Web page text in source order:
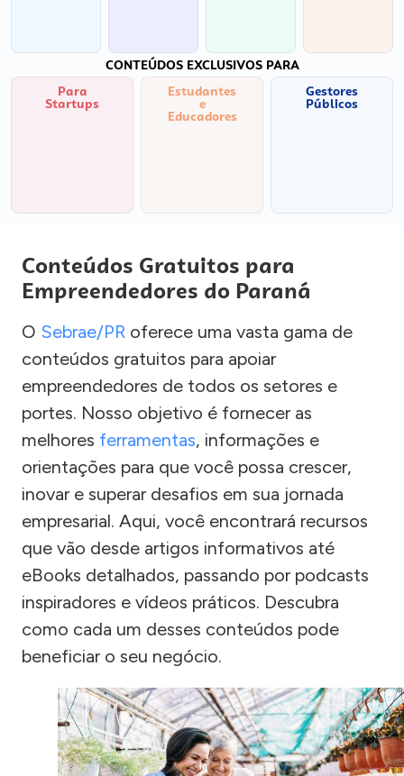
CONTEÚDOS EXCLUSIVOS PARA
Para
Startups
Estudantes
e
Educadores
Gestores
Públicos
Conteúdos Gratuitos para
Empreendedores do Paraná
O Sebrae/PR oferece uma vasta gama de
conteúdos gratuitos para apoiar
empreendedores de todos os setores e
portes. Nosso objetivo é fornecer as
melhores ferramentas, informações e
orientações para que você possa crescer,
inovar e superar desafios em sua jornada
empresarial. Aqui, você encontrará recursos
que vão desde artigos informativos até
eBooks detalhados, passando por podcasts
inspiradores e vídeos práticos. Descubra
como cada um desses conteúdos pode
beneficiar o seu negócio.